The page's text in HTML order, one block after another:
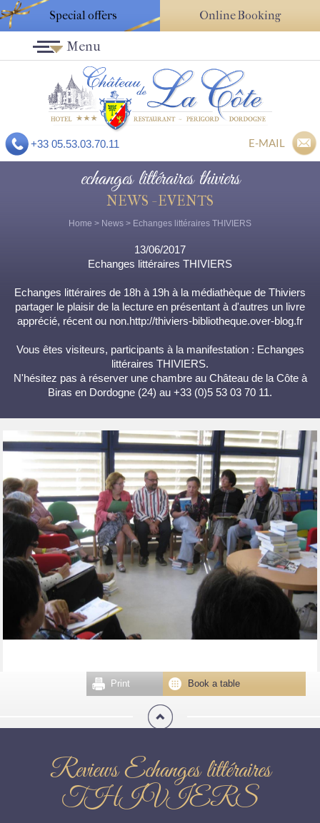
Special offers Online Booking
+33 05.53.03.70.11 E-MAIL
Menu
echanges littéraires thiviers
NEWS - EVENTS
Home > News > Echanges littéraires THIVIERS
13/06/2017
Echanges littéraires THIVIERS
Echanges littéraires de 18h à 19h à la médiathèque de Thiviers
partager le plaisir de la lecture en présentant à d'autres un livre
apprécié, récent ou non.http://thiviers-bibliotheque.over-blog.fr
Vous êtes visiteurs, participants à la manifestation : Echanges
littéraires THIVIERS.
N'hésitez pas à réserver une chambre au Château de la Côte à
Biras en Dordogne (24) au +33 (0)5 53 03 70 11.
Book a table
Print
Reviews Echanges littéraires
THIVIERS